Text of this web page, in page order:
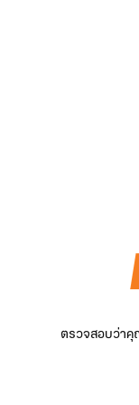
ตรวจสอบว่าคุ